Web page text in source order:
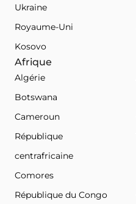
Ukraine
Royaume-Uni
Kosovo
Afrique
Algérie
Botswana
Cameroun
République
centrafricaine
Comores
République du Congo